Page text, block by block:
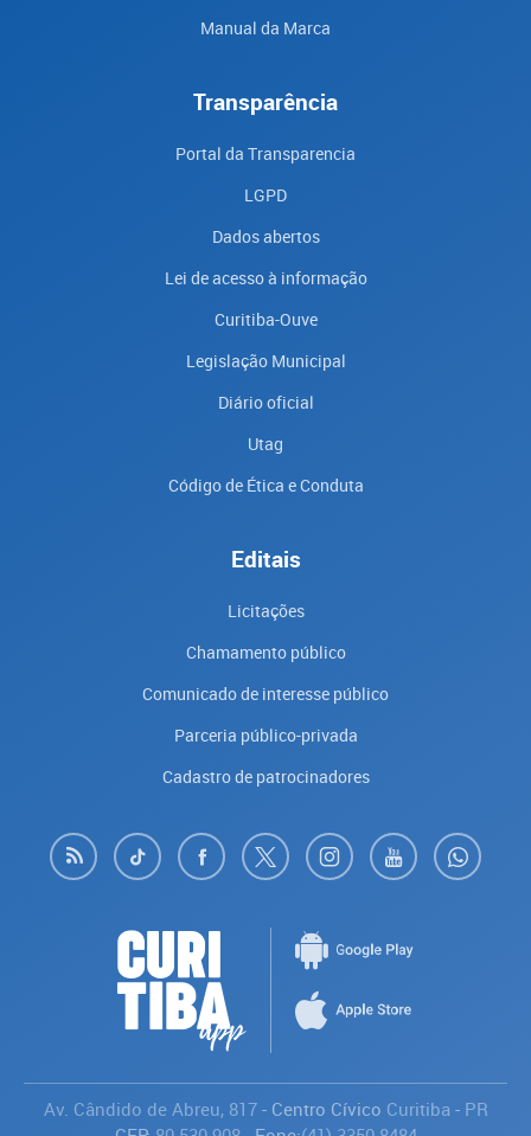
Manual da Marca
Transparência
Portal da Transparencia
LGPD
Dados abertos
Lei de acesso à informação
Curitiba-Ouve
Legislação Municipal
Diário oficial
Utag
Código de Ética e Conduta
Editais
Licitações
Chamamento público
Comunicado de interesse público
Parceria público-privada
Cadastro de patrocinadores
Av. Cândido de Abreu, 817- Centro Cívico Curitiba- PR